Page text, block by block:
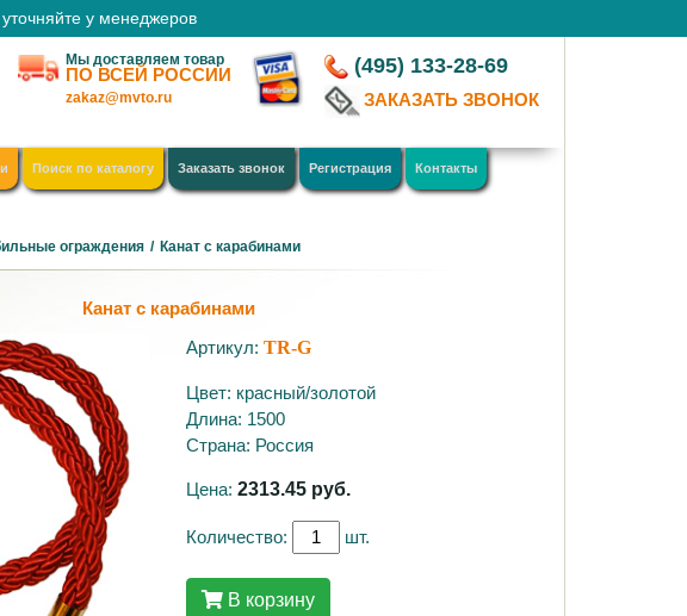
у менеджеров
Мы доставляем товар
ПО ВСЕЙ РОССИИ
zakaz@mvto.ru
(495) 133-28-69
ЗАКАЗАТЬ ЗВОНОК
Поиск по каталогу Заказать звонок Регистрация Контакты
ограждения / Канат с карабинами
Канат с карабинами
Артикул:TR-G
Цвет: красный/золотой
Длина: 1500
Страна: Россия
Цена:2313.45 руб.
Количество: шт.
В корзину